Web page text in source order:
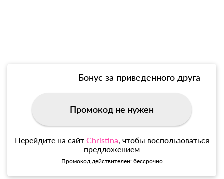
Бонус за приведенного друга
Промокод не нужен
Перейдите на сайт Christina, чтобы воспользоваться
предложением
Промокод действителен: бессрочно